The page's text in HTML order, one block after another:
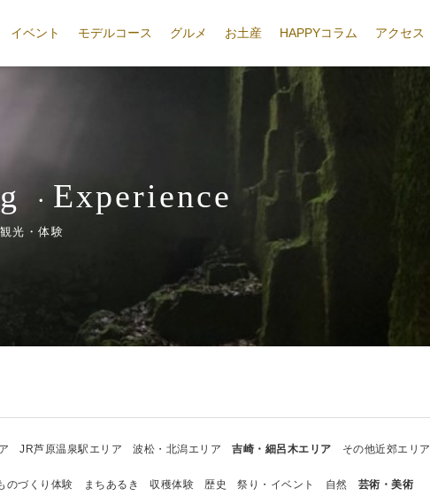
イベント モデルコース グルメ お土産 HAPPYコラム アクセス
・ Experience
観光・体験
JR芦原温泉駅エリア 波松・北潟エリア 吉崎・細呂木エリア その他近郊エリア
のづくり体験 まちあるき 収穫体験 歴史 祭り・イベント 自然 芸術・美術